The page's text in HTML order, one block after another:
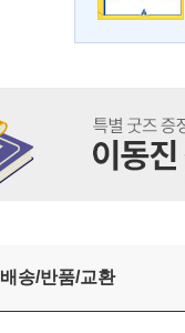
배송/반품/교환